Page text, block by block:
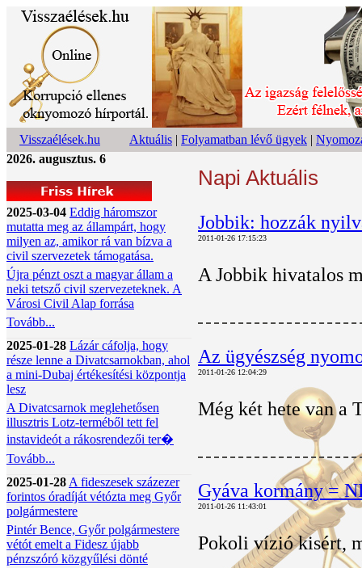
Visszaélések.hu Aktuális | Folyamatban lévő ügyek |
2026. augusztus. 6
2025-03-04 Eddig háromszor
mutatta meg az állampárt, hogy
milyen az, amikor rá van bízva a
civil szervezetek támogatása.
Újra pénzt oszt a magyar állam a
neki tetsző civil szervezeteknek. A
Városi Civil Alap forrása
Tovább...
2025-01-28 Lázár cáfolja, hogy
része lenne a Divatcsarnokban, ahol
a mini-Dubaj értékesítési központja
lesz
A Divatcsarnok meglehetősen
illusztris Lotz-terméből tett fel
instavideót a rákosrendezői ter�
Tovább...
2025-01-28 A fideszesek százezer
forintos óradíját vétózta meg Győr
polgármestere
Pintér Bence, Győr polgármestere
vétót emelt a Fidesz újabb
pénzszóró közgyűlési dönté
Napi Aktuális
Jobbik: hozzák
2011-01-26 17:15:23
A Jobbik hivatalos
Az ügyészség
2011-01-26 12:04:29
Még két hete van a
Gyáva kormány =
2011-01-26 11:43:01
Pokoli vízió kisért,